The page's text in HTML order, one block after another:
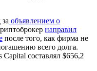
объявлением о
направил
после того, как фирма не
всего долга.
составлял $656,2